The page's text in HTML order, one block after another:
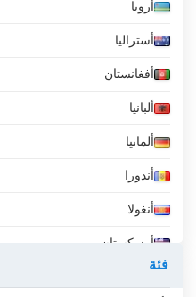
أروبا
أستراليا
أفغانستان
ألبانيا
ألمانيا
أندورا
أنغولا
أوزبكستان
فئة